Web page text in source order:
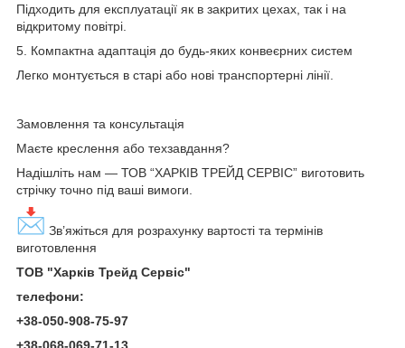
Підходить для експлуатації як в закритих цехах, так і на
відкритому повітрі.
5. Компактна адаптація до будь-яких конвеєрних систем
Легко монтується в старі або нові транспортерні лінії.
Замовлення та консультація
Маєте креслення або техзавдання?
Надішліть нам — ТОВ “ХАРКІВ ТРЕЙД СЕРВІС” виготовить
стрічку точно під ваші вимоги.
Зв’яжіться для розрахунку вартості та термінів
виготовлення
ТОВ "Харків Трейд Сервіс"
телефони:
+38-050-908-75-97
+38-068-069-71-13